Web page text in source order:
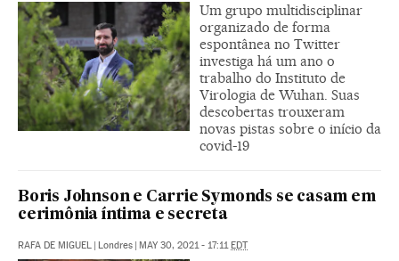
Um grupo multidisciplinar
organizado de forma
espontânea no Twitter
investiga há um ano o
trabalho do Instituto de
Virologia de Wuhan. Suas
descobertas trouxeram
novas pistas sobre o início da
covid-19
Boris Johnson e Carrie Symonds se casam em
cerimônia íntima e secreta
RAFA DE MIGUEL | Londres | MAY 30, 2021 - 17:11EDT